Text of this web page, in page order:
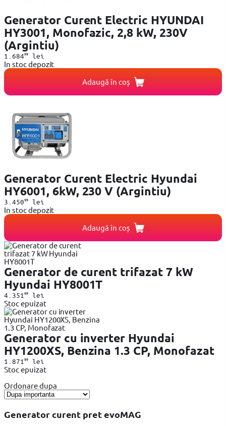
Generator Curent Electric HYUNDAI
HY3001, Monofazic, 2,8 kW, 230V
(Argintiu)
1.68499lei
In stoc depozit
Adaugă în coș
Generator Curent Electric Hyundai
HY6001, 6kW, 230 V (Argintiu)
3.45099lei
In stoc depozit
Adaugă în coș
Generator de curent trifazat 7 kW
Hyundai HY8001T
4.351 99lei
Stoc epuizat
Generator cu inverter Hyundai
HY1200XS, Benzina 1.3 CP, Monofazat
1.871 99lei
Stoc epuizat
Ordonare dupa
Generator curent pret evoMAG